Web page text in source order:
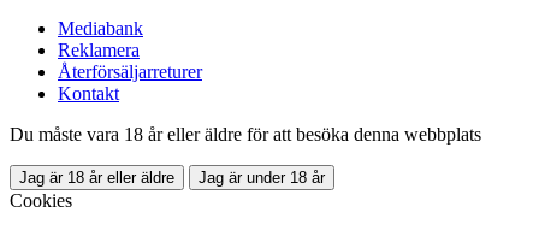
Mediabank
Reklamera
Återförsäljarreturer
Kontakt
Du måste vara 18 år eller äldre för att besöka denna webbplats
Jag är 18 år eller äldre Jag är under 18 år
Cookies